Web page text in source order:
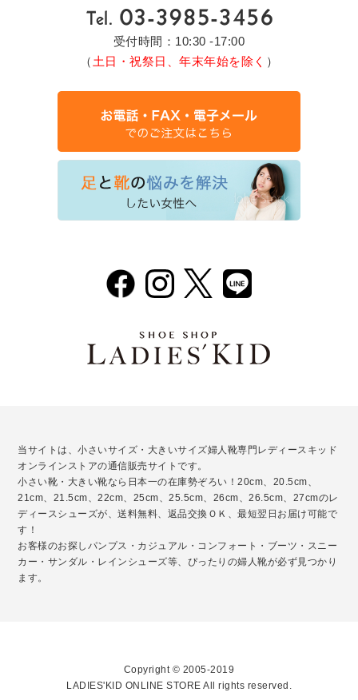
受付時間：10:30 -17:00
（ 土日・祝祭日、年末年始を除く ）
当サイトは、小さいサイズ・大きいサイズ婦人靴専門レディースキッド
オンラインストアの通信販売サイトです。
小さい靴・大きい靴なら日本一の在庫勢ぞろい！20cm、20.5cm、
21cm、21.5cm、22cm、25cm、25.5cm、26cm、26.5cm、27cmのレ
ディースシューズが、送料無料、返品交換ＯＫ、最短翌日お届け可能で
す！
お客様のお探しパンプス・カジュアル・コンフォート・ブーツ・スニー
カー・サンダル・レインシューズ等、ぴったりの婦人靴が必ず見つかり
ます。
Copyright © 2005-2019
LADIES'KID ONLINE STORE All rights reserved.